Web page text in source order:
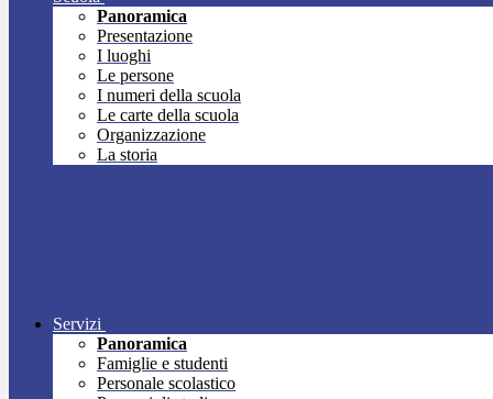
Panoramica
Presentazione
I luoghi
Le persone
I numeri della scuola
Le carte della scuola
Organizzazione
La storia
Servizi
Panoramica
Famiglie e studenti
Personale scolastico